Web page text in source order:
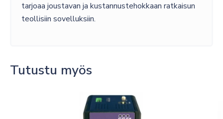
tarjoaa joustavan ja kustannustehokkaan ratkaisun
teollisiin sovelluksiin.
Tutustu myös